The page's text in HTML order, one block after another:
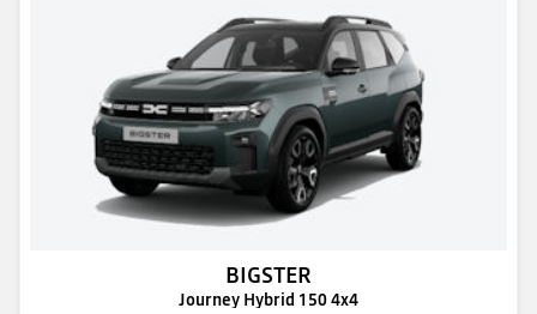
BIGSTER
Journey Hybrid 150 4x4